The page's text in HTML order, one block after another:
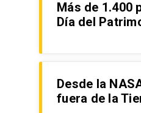
Más de 1.400
Día del
Desde la
fuera de la